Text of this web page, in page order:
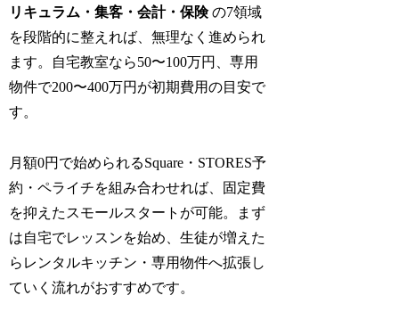
リキュラム・集客・会計・保険の7領域
を段階的に整えれば、無理なく進められ
ます。自宅教室なら50〜100万円、専用
物件で200〜400万円が初期費用の目安で
す。
月額0円で始められるSquare・STORES予
約・ペライチを組み合わせれば、固定費
を抑えたスモールスタートが可能。まず
は自宅でレッスンを始め、生徒が増えた
らレンタルキッチン・専用物件へ拡張し
ていく流れがおすすめです。